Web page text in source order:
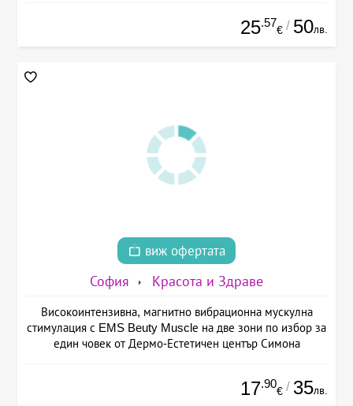
25.57
€ / 50лв.
виж офертата
София Красота и Здраве
Високоинтензивна, магнитно вибрационна мускулна
стимулация с EMS Beuty Musclе на две зони по избор за
един човек от Дермо-Естетичен център Симона
17.90
€ / 35лв.